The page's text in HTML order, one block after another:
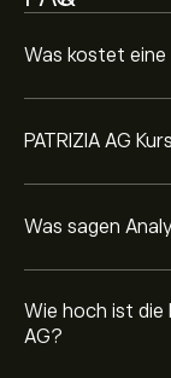
Was kostet eine
PATRIZIA AG
Was sagen
Wie hoch ist die
AG?